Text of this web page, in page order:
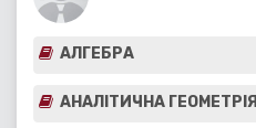
АЛГЕБРА
АНАЛІТИЧНА ГЕОМЕТРІЯ